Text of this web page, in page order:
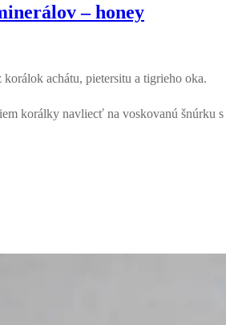
– honey
achátu, pietersitu a tigrieho oka.
korálky navliecť na voskovanú šnúrku s